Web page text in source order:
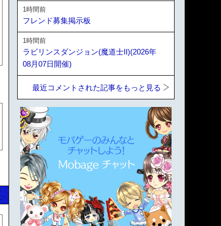
1時間前
フレンド募集掲示板
1時間前
ラビリンスダンジョン(魔道士II)(2026年
08月07日開催)
最近コメントされた記事をもっと見る